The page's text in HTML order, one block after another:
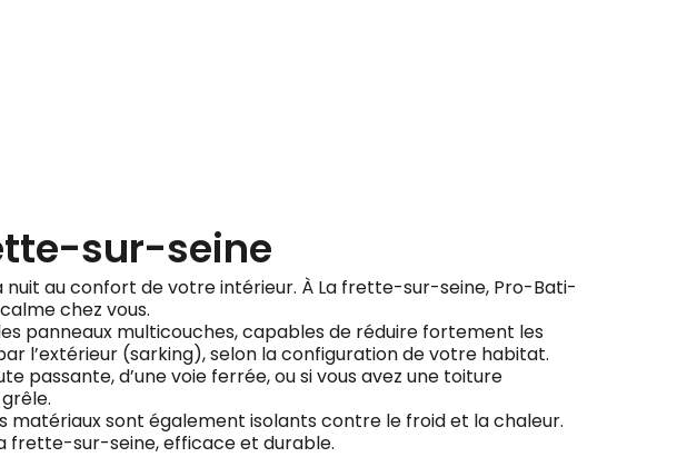
sur-seine
nuit au confort de votre intérieur. À La frette-sur-seine, Pro-Bati-
chez vous.
panneaux multicouches, capables de réduire fortement les
l’extérieur (sarking), selon la configuration de votre habitat.
passante, d’une voie ferrée, ou si vous avez une toiture
matériaux sont également isolants contre le froid et la chaleur.
frette-sur-seine, efficace et durable.